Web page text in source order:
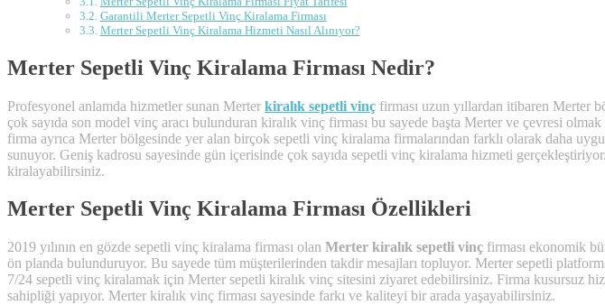
Garantili Merter Sepetli Vinç Kiralama Firması
Merter Sepetli Vinç Kiralama Hizmeti Nasıl Alınıyor?
Merter Sepetli Vinç Kiralama Firması Nedir?
Profesyonel anlamda hizmetler sunan Merter kiralık sepetli vinç firması uzun yıllardan itibaren Merter
çok sayıda son model vinç aracı bulunduran kiralık vinç firması bu sayede başta Merter ve çevresi
firma ayrıca Merter bölgesinde yer alan birçok sepetli vinç kiralama firmalarından farklı olarak daha
sunuyor. Geniş kadrosu sayesinde gün içerisinde çok sayıda sepetli vinç kiralama hizmeti
kiralayabilirsiniz.
Merter Sepetli Vinç Kiralama Firması Özellikleri
2019 yılının en gözde sepetli vinç kiralama firması olan Merter kiralık sepetli vinç firması ekonomik
ön planda bulunduruyor. Bu sayede tüm müşterilerinden takdir mesajları topluyor. Merter sepetli
7/24 sepetli vinç kiralamak için Merter sepetli kiralık vinç sitesini ziyaret edebilirsiniz. Firma kusursuz
sahipliği yapıyor. Merter kiralık vinç firması sayesinde farkı ve kaliteyi bir arada yaşayabilirsiniz.